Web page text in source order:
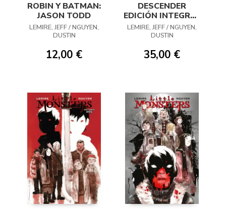
ROBIN Y BATMAN:
JASON TODD
LEMIRE, JEFF / NGUYEN,
DUSTIN
12,00 €
DESCENDER
EDICIÓN INTEGRAL
01
LEMIRE, JEFF / NGUYEN,
DUSTIN
35,00 €